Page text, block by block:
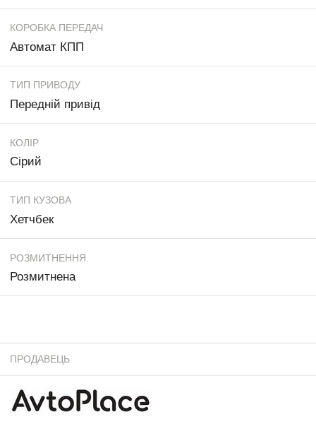
КОРОБКА ПЕРЕДАЧ
Автомат КПП
ТИП ПРИВОДУ
Передній привід
КОЛІР
Сірий
ТИП КУЗОВА
Хетчбек
РОЗМИТНЕННЯ
Розмитнена
ПРОДАВЕЦЬ